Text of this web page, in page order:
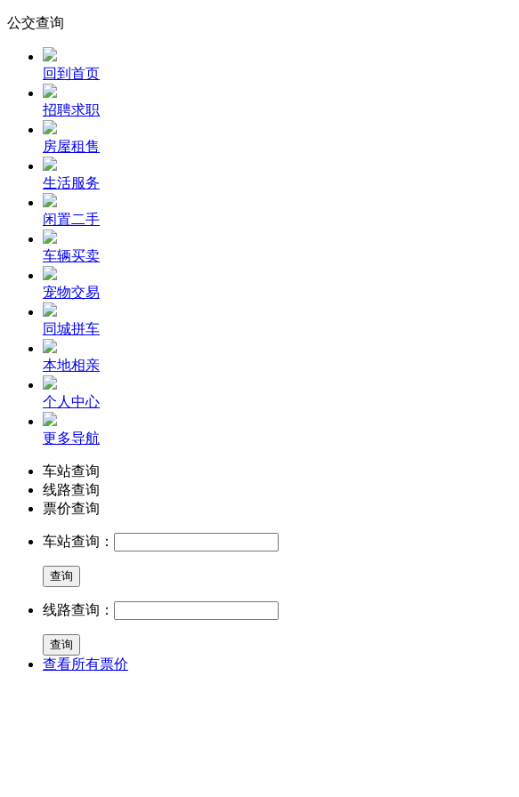
公交查询
回到首页
招聘求职
房屋租售
生活服务
闲置二手
车辆买卖
宠物交易
同城拼车
本地相亲
个人中心
更多导航
车站查询
线路查询
票价查询
车站查询：
线路查询：
查看所有票价